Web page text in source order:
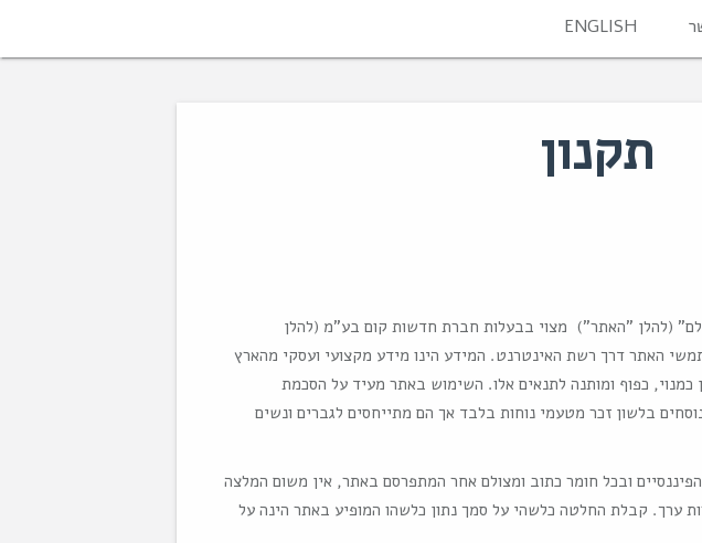
ENGLISH
תקנון
(להלן "האתר") מצוי בבעלות חברת חדשות קום בע"מ (להלן
האתר דרך רשת האינטרנט. המידע הינו מידע מקצועי ועסקי מהארץ
כפוף ומותנה לתנאים אלו. השימוש באתר מעיד על הסכמת
בלשון זכר מטעמי נוחות בלבד אך הם מתייחסים לגברים ונשים
ובכל חומר כתוב ומצולם אחר המתפרסם באתר, אין משום המלצה
ערך. קבלת החלטה כלשהי על סמך נתון כלשהו המופיע באתר הינה על